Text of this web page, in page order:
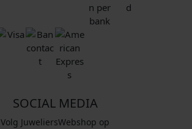
SOCIAL MEDIA
Volg JuweliersWebshop op